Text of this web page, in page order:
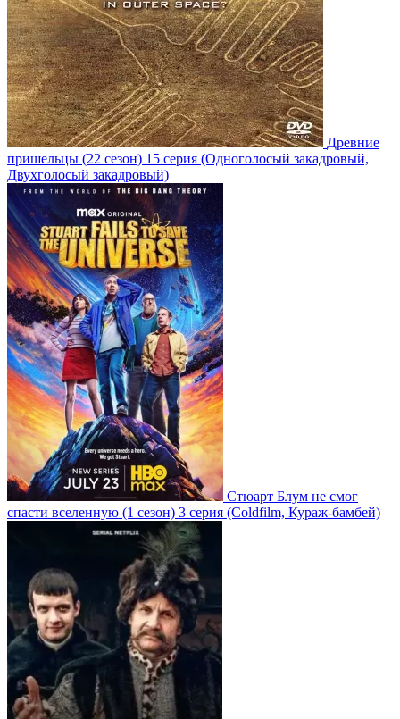
Древние
пришельцы (22 сезон) 15 серия (Одноголосый закадровый,
Двухголосый закадровый)
Стюарт Блум не смог
спасти вселенную (1 сезон) 3 серия (Coldfilm, Кураж-бамбей)